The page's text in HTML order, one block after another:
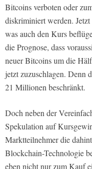
Bitcoins verboten oder
diskriminiert werden.
was auch den Kurs
die Prognose, dass
neuer Bitcoins um die
jetzt zuzuschlagen. Denn
21 Millionen beschränkt.
Doch neben der
Spekulation auf
Marktteilnehmer die
Blockchain-Technologie
eben nicht nur zum Kauf